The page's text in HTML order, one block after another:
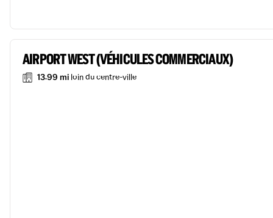
AIRPORT WEST (VÉHICULES COMMERCIAUX)
13.99 mi loin du centre-ville